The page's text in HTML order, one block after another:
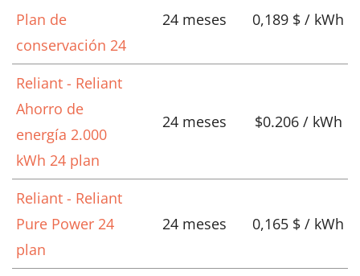
Plan de
conservación 24
24 meses 0,189 $ / kWh
Reliant - Reliant
Ahorro de
energía 2.000
kWh 24 plan
24 meses $0.206 / kWh
Reliant - Reliant
Pure Power 24
plan
24 meses 0,165 $ / kWh